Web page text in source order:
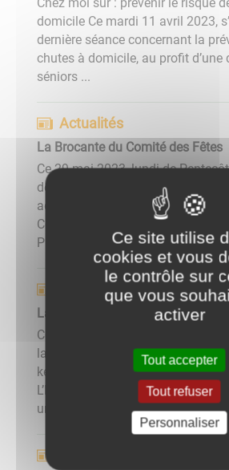
domicile Ce mardi 11 avril 2023,
dernière séance concernant la
chutes à domicile, au profit d’une
séniors ...
Actualités
La Brocante du Comité des Fêtes
Ce 29 mai 2023, lundi de
déroulait sur la place de la Mairie
adjacentes, le traditionnel vide-
Comité des Fêtes de Lucenay
Profitant d’un temps magnifique,
Actualités
La Kermesse des Associations
Ce dimanche 30 juillet 2023, sous
la promenade du Ternin, s’est
kermesse des Associations de
L’Evêque. Cette kermesse a
une balade en vieille voiture, ...
Ce site utilise
cookies et vous
le contrôle sur
que vous
activer
Tout accepter
Tout refuser
Personnaliser